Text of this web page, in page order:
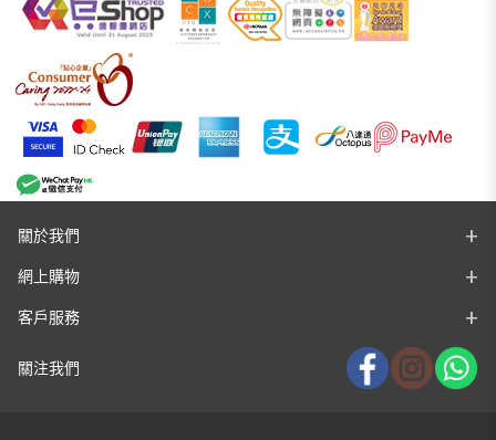
關於我們
網上購物
客戶服務
關注我們